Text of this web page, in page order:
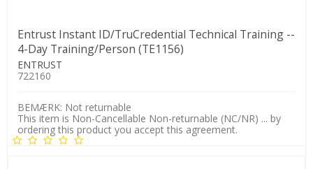
Entrust Instant ID/TruCredential Technical Training --
4-Day Training/Person (TE1156)
ENTRUST
722160
BEMÆRK: Not returnable
This item is Non-Cancellable Non-returnable (NC/NR) ... by
ordering this product you accept this agreement.